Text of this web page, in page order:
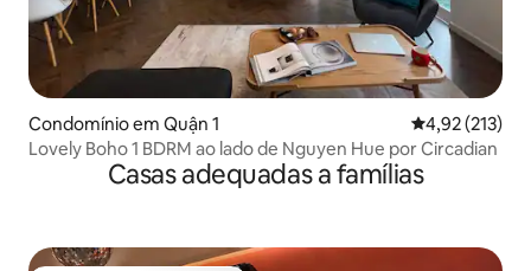
Condomínio em Quận 1 Classificação
4,92 (213)
Lovely Boho 1 BDRM ao lado de Nguyen Hue por Circadian
Casas adequadas a famílias